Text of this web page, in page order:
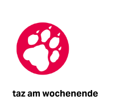
taz am wochenende